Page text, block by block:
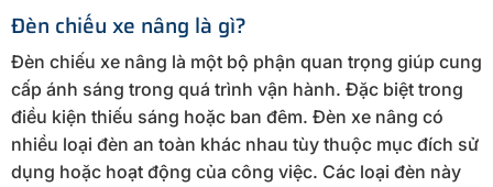
Đèn chiếu xe nâng là gì?
Đèn chiếu xe nâng là một bộ phận quan trọng giúp cung
cấp ánh sáng trong quá trình vận hành. Đặc biệt trong
điều kiện thiếu sáng hoặc ban đêm. Đèn xe nâng có
nhiều loại đèn an toàn khác nhau tùy thuộc mục đích sử
dụng hoặc hoạt động của công việc. Các loại đèn này